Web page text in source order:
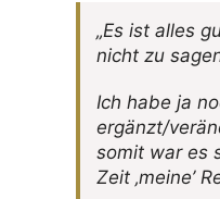
„Es ist alles
nicht zu
Ich habe ja
ergänzt/
somit war es
Zeit ‚meine’